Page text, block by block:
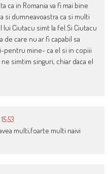
ca in Romania va fi mai bine
si dumneavoastra ca si multi
Ciutacu simt la fel.Si Ciutacu
de care nu ar fi capabil sa
pentru mine- ca el si in copiii
simtim singuri, chiar daca el
multi,foarte multi naivi